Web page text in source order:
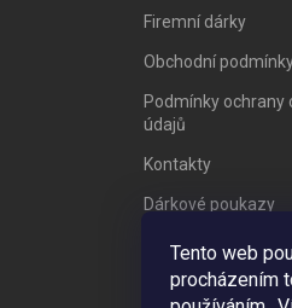
Tento web
procházením
Firemní dárky
Obchodní
Podmínky ochrany
údajů
Kontakty
Dárkové poukazy
Vrácení zboží/